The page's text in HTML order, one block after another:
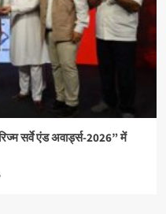
सर्वे एंड अवार्ड्स-2026” में